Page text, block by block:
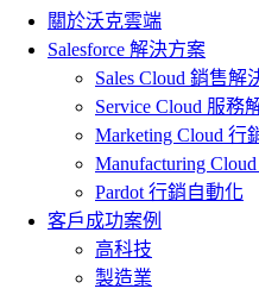
關於沃克雲端
Salesforce 解決方案
Sales Cloud 銷售解
Service Cloud 服務
Marketing Cloud 行
Manufacturing
Pardot 行銷自動化
客戶成功案例
高科技
製造業